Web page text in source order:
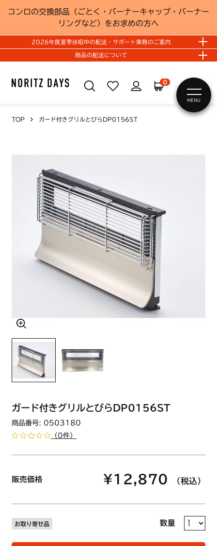
コンロの交換部品（ごとく・バーナーキャップ・バーナー
リングなど）をお求めの方へ
2026年度夏季休暇中の配送・サポート業務のご案内
商品の配送について
0
MENU
TOP ガード付きグリルとびらDP0156ST
ガード付きグリルとびらDP0156ST
商品番号: 0503180
（0件）
販売価格 ¥12,870 （税込）
お取り寄せ品 数量